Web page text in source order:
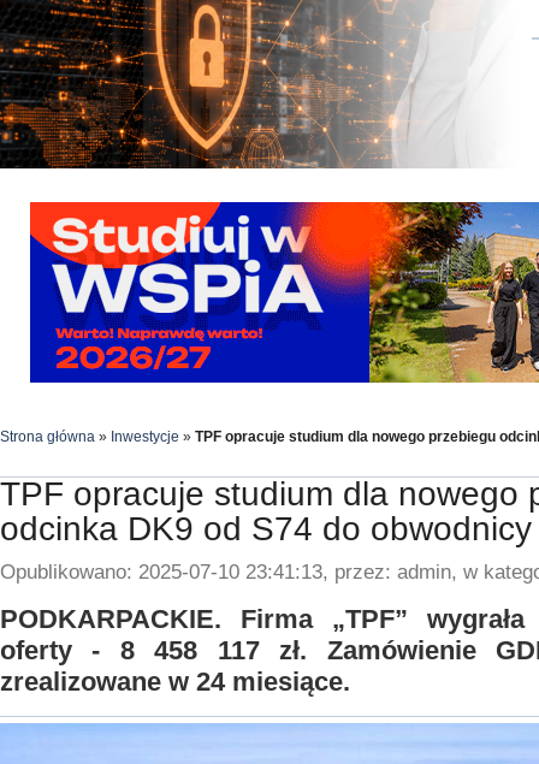
Strona główna » Inwestycje » TPF opracuje studium dla nowego przebiegu
TPF opracuje studium dla nowego
odcinka DK9 od S74 do
Opublikowano: 2025-07-10 23:41:13, przez: admin, w
PODKARPACKIE. Firma „TPF”
oferty - 8 458 117 zł. Zamówienie
zrealizowane w 24 miesiące.